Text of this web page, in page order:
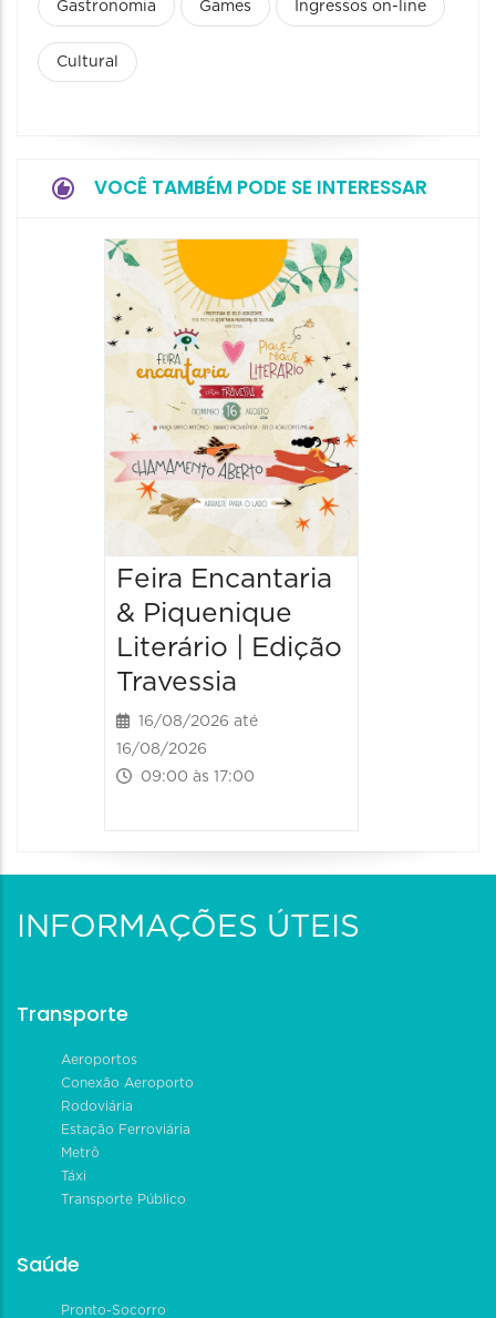
Gastronomia Games Ingressos on-line
Cultural
VOCÊ TAMBÉM PODE SE INTERESSAR
Feira Encantaria
& Piquenique
Literário | Edição
Travessia
16/08/2026 até
16/08/2026
09:00 às 17:00
INFORMAÇÕES ÚTEIS
Transporte
Aeroportos
Conexão Aeroporto
Rodoviária
Estação Ferroviária
Metrô
Táxi
Transporte Público
Saúde
Pronto-Socorro